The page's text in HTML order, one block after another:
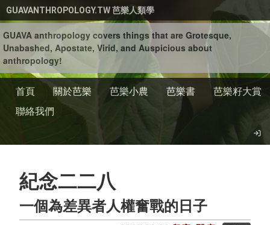
移至主內容
GUAVANTHROPOLOGY.TW 芭樂人類學
GUAVA anthropology covers things that are Grotesque,
Unabashed, Apostate, Virid, and Auspicious about
anthropology!
首頁 關於芭樂 芭樂小農 芭樂書
芭樂籽大賞
聯絡我們
紀念二二八
一個為差異者人權奮戰的日子